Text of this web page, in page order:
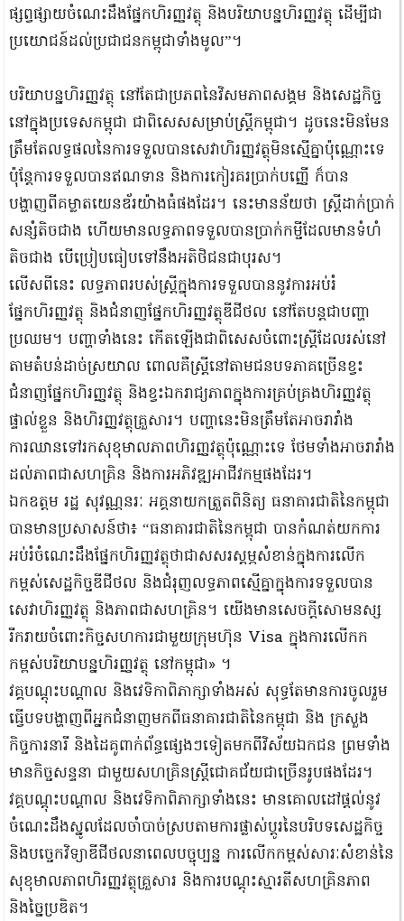
ផ្សព្វផ្សាយចំណេះដឹងផ្នែកហិរញ្ញវត្ថុ និងបរិយាបន្នហិរញ្ញវត្ថុ ដើម្បីជា
ប្រយោជន៍ដល់ប្រជាជនកម្ពុជាទាំងមូល”។
បរិយាបន្នហិរញ្ញវត្ថុ នៅតែជាប្រភពនៃវិសមភាពសង្គម និងសេដ្ឋកិច្ច
នៅក្នុងប្រទេសកម្ពុជា ជាពិសេសសម្រាប់ស្រ្តីកម្ពុជា។ ដូចនេះមិនមែន
ត្រឹមតែលទ្ធផលនៃការទទួលបានសេវាហិរញ្ញវត្ថុមិនស្មើគ្នាប៉ុណ្ណោះទេ
ប៉ុន្តែការទទួលបានឥណទាន និងការកៀរគរប្រាក់បញ្ញើ ក៏បាន
បង្ហាញពីគម្លាតយេនឌ័រយ៉ាងធំផងដែរ។ នេះមានន័យថា ស្រ្តីដាក់ប្រាក់
សន្សំតិចជាង ហើយមានលទ្ធភាពទទួលបានប្រាក់កម្ចីដែលមានទំហំ
តិចជាង បើប្រៀបធៀបទៅនឹងអតិថិជនជាបុរស។
លើសពីនេះ លទ្ធភាពរបស់ស្ត្រីក្នុងការទទួលបាននូវការអប់រំ
ផ្នែកហិរញ្ញវត្ថុ និងជំនាញផ្នែកហិរញ្ញវត្ថុឌីជីថល នៅតែបន្តជាបញ្ហា
ប្រឈម។ បញ្ហាទាំងនេះ កើតឡើងជាពិសេសចំពោះស្រ្តីដែលរស់នៅ
តាមតំបន់ដាច់ស្រយាល ពោលគឺស្រ្តីនៅតាមជនបទភាគច្រើនខ្វះ
ជំនាញផ្នែកហិរញ្ញវត្ថុ និងខ្វះឯករាជ្យភាពក្នុងការគ្រប់គ្រងហិរញ្ញវត្ថុ
ផ្ទាល់ខ្លួន និងហិរញ្ញវត្ថុគ្រួសារ។ បញ្ហានេះមិនត្រឹមតែអាចរារាំង
ការឈានទៅរកសុខុមាលភាពហិរញ្ញវត្ថុប៉ុណ្ណោះទេ ថែមទាំងអាចរារាំង
ដល់ភាពជាសហគ្រិន និងការអភិវឌ្ឍអាជីវកម្មផងដែរ។
ឯកឧត្តម រដ្ឋ សុវណ្ណនរៈ អគ្គនាយកត្រួតពិនិត្យ ធនាគារជាតិនៃកម្ពុជា
បានមានប្រសាសន៍ថា៖ “ធនាគារជាតិនៃកម្ពុជា បានកំណត់យកការ
អប់រំចំណេះដឹងផ្នែកហិរញ្ញវត្ថុថាជាសសរស្តម្ភសំខាន់ក្នុងការលើក
កម្ពស់សេដ្ឋកិច្ចឌីជីថល និងជំរុញលទ្ធភាពស្មើគ្នាក្នុងការទទួលបាន
សេវាហិរញ្ញវត្ថុ និងភាពជាសហគ្រិន។ យើងមានសេចក្តីសោមនស្ស
រីករាយចំពោះកិច្ចសហការជាមួយក្រុមហ៊ុន Visa ក្នុងការលើកក
កម្ពស់បរិយាបន្នហិរញ្ញវត្ថុ នៅកម្ពុជា» ។
វគ្គបណ្ដុះបណ្ដាល និងវេទិកាពិភាក្សាទាំងអស់ សុទ្ធតែមានការចូលរួម
ធ្វើបទបង្ហាញពីអ្នកជំនាញមកពីធនាគារជាតិនៃកម្ពុជា និង ក្រសួង
កិច្ចការនារី និងដៃគូពាក់ព័ន្ធផ្សេងៗទៀតមកពីវិស័យឯកជន ព្រមទាំង
មានកិច្ចសន្ទនា ជាមួយសហគ្រិនស្ត្រីជោគជ័យជាច្រើនរូបផងដែរ។
វគ្គបណ្តុះបណ្តាល និងវេទិកាពិភាក្សាទាំងនេះ មានគោលដៅផ្តល់នូវ
ចំណេះដឹងស្នូលដែលចាំបាច់ស្របតាមការផ្លាស់ប្តូរនៃបរិបទសេដ្ឋកិច្ច
និងបច្ចេកវិទ្យាឌីជីថលនាពេលបច្ចុប្បន្ន ការលើកកម្ពស់សារៈសំខាន់នៃ
សុខុមាលភាពហិរញ្ញវត្ថុគ្រួសារ និងការបណ្តុះស្មារតីសហគ្រិនភាព
និងច្នៃប្រឌិត។